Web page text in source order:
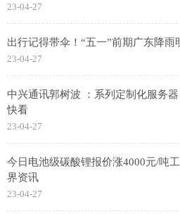
23-04-27
出行记得带伞！“五一”前期广东降雨
23-04-27
中兴通讯郭树波 ：系列定制化服务
快看
23-04-27
今日电池级碳酸锂报价涨4000元/吨
界资讯
23-04-27